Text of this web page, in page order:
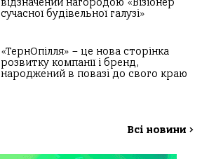
відзначений нагородою «Візіонер
сучасної будівельної галузі»
«ТернОпілля» – це нова сторінка
розвитку компанії і бренд,
народжений в повазі до свого краю
Всі новини >